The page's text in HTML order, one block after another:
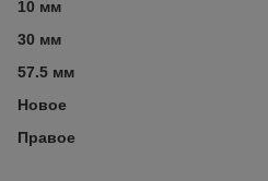
10 мм
30 мм
57.5 мм
Новое
Правое